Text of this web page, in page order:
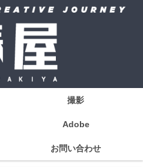
撮影
Adobe
お問い合わせ